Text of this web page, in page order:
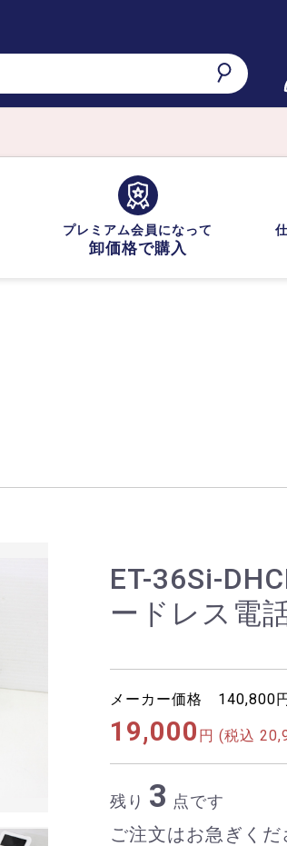
プレミアム会員になって
卸価格で購入
ET-36Si-
ードレス電
メーカー価格 140,800
19,000 円 (税込
残り 3 点です
ご注文はお急ぎくだ